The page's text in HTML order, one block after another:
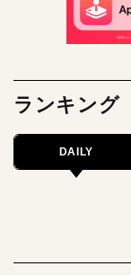
ランキング
DAILY